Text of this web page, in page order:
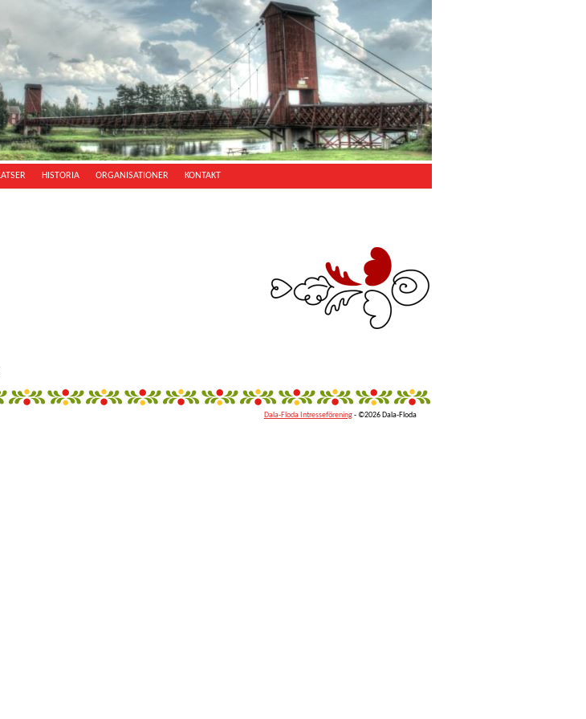
HISTORIA ORGANISATIONER KONTAKT
Dala-Floda Intresseförening- ©2026 Dala-Floda